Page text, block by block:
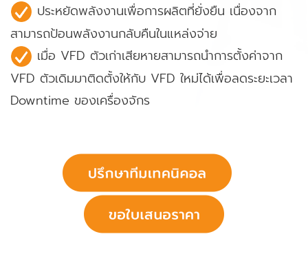
ประหยัดพลังงานเพื่อการผลิตที่ยั่งยืน เนื่องจาก
สามารถป้อนพลังงานกลับคืนในแหล่งจ่าย
เมื่อ VFD ตัวเก่าเสียหายสามารถนำการตั้งค่าจาก
VFD ตัวเดิมมาติดตั้งให้กับ VFD ใหม่ได้เพื่อลดระยะเวลา
Downtime ของเครื่องจักร